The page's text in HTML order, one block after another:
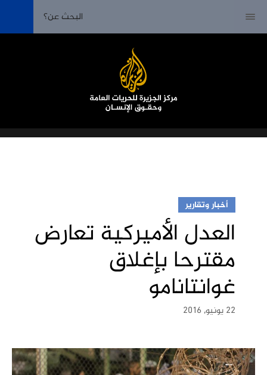
أخبار وتقارير
العدل الأميركية تعارض
مقترحا بإغلاق
غوانتانامو
22 يونيو, 2016